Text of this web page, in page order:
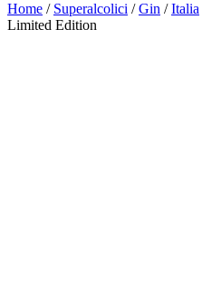
Home / Superalcolici /Gin /Italia
Limited Edition